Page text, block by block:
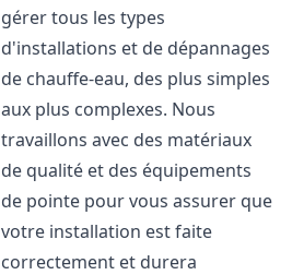
gérer tous les types
d'installations et de dépannages
de chauffe-eau, des plus simples
aux plus complexes. Nous
travaillons avec des matériaux
de qualité et des équipements
de pointe pour vous assurer que
votre installation est faite
correctement et durera